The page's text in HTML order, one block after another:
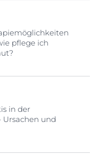
pflege ich
in der
Ursachen und